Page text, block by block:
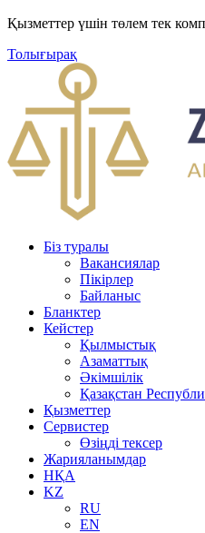
Қызметтер үшін төлем тек
Толығырақ
Біз туралы
Вакансиялар
Пікірлер
Байланыс
Бланктер
Кейстер
Қылмыстық
Азаматтық
Әкімшілік
Қазақстан
Қызметтер
Сервистер
Өзіңді тексер
Жарияланымдар
НҚА
KZ
RU
EN